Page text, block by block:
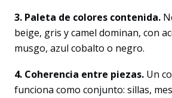
3. Paleta de colores contenida.
beige, gris y camel dominan, con
musgo, azul cobalto o negro.
4. Coherencia entre piezas. Un
funciona como conjunto: sillas,